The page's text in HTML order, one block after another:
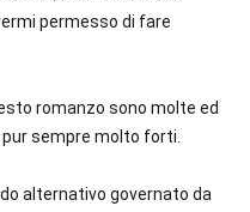
permesso di fare
romanzo sono molte ed
sempre molto forti.
alternativo governato da